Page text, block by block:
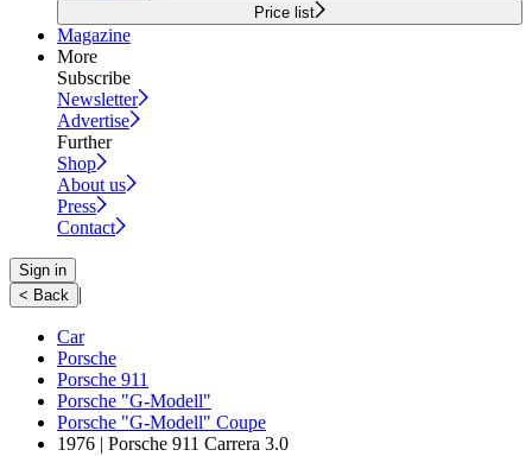
Price list
Magazine
More
Subscribe
Newsletter
Advertise
Further
Shop
About us
Press
Contact
Sign in
< Back |
Car
Porsche
Porsche 911
Porsche "G-Modell"
Porsche "G-Modell" Coupe
1976 | Porsche 911 Carrera 3.0